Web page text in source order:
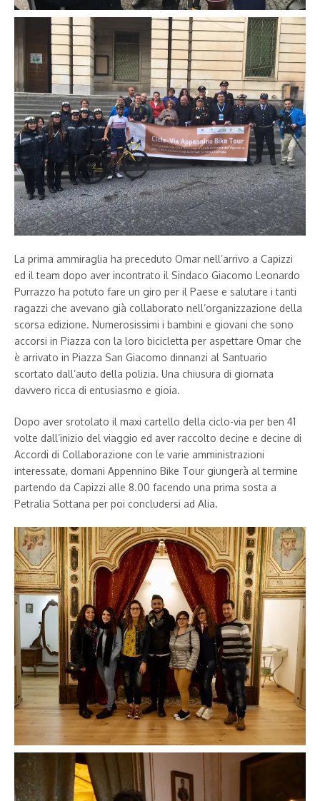
La prima ammiraglia ha preceduto Omar nell’arrivo a Capizzi
ed il team dopo aver incontrato il Sindaco Giacomo Leonardo
Purrazzo ha potuto fare un giro per il Paese e salutare i tanti
ragazzi che avevano già collaborato nell’organizzazione della
scorsa edizione. Numerosissimi i bambini e giovani che sono
accorsi in Piazza con la loro bicicletta per aspettare Omar che
è arrivato in Piazza San Giacomo dinnanzi al Santuario
scortato dall’auto della polizia. Una chiusura di giornata
davvero ricca di entusiasmo e gioia.
Dopo aver srotolato il maxi cartello della ciclo-via per ben 41
volte dall’inizio del viaggio ed aver raccolto decine e decine di
Accordi di Collaborazione con le varie amministrazioni
interessate, domani Appennino Bike Tour giungerà al termine
partendo da Capizzi alle 8.00 facendo una prima sosta a
Petralia Sottana per poi concludersi ad Alia.